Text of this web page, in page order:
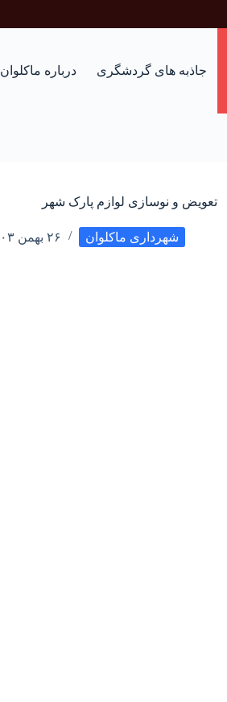
جاذبه های گردشگری درباره ماکلوان
تعویض و نوسازی لوازم پارک شهر
شهرداری ماکلوان ۲۶ بهمن ۱۴۰۳